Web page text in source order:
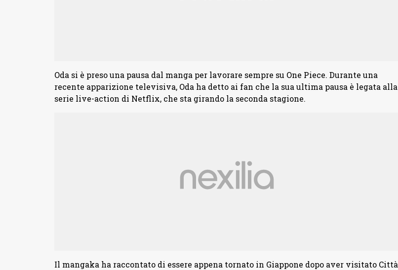
Oda si è preso una pausa dal manga per lavorare sempre su One Piece. Durante una
recente apparizione televisiva, Oda ha detto ai fan che la sua ultima pausa è legata alla
serie live-action di Netflix, che sta girando la seconda stagione.
Il mangaka ha raccontato di essere appena tornato in Giappone dopo aver visitato Città